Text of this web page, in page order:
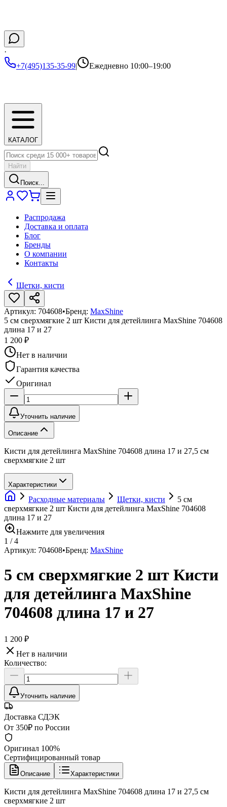
·
+7(495)135-35-99| Ежедневно 10:00–19:00
КАТАЛОГ
Найти
Поиск...
Распродажа
Доставка и оплата
Блог
Бренды
О компании
Контакты
Щетки, кисти
Артикул: 704608•Бренд: MaxShine
5 см сверхмягкие 2 шт Кисти для детейлинга MaxShine 704608
длина 17 и 27
1 200 ₽
Нет в наличии
Гарантия качества
Оригинал
Уточнить наличие
Описание
Кисти для детейлинга MaxShine 704608 длина 17 и 27,5 см
сверхмягкие 2 шт
Характеристики
Расходные материалы Щетки, кисти
5 см
сверхмягкие 2 шт Кисти для детейлинга MaxShine 704608
длина 17 и 27
Нажмите для увеличения
1 /4
Артикул: 704608•Бренд: MaxShine
5 см сверхмягкие 2 шт Кисти
для детейлинга MaxShine
704608 длина 17 и 27
1 200 ₽
Нет в наличии
Количество:
Уточнить наличие
Доставка СДЭК
От 350₽ по России
Оригинал 100%
Сертифицированный товар
Описание Характеристики
Кисти для детейлинга MaxShine 704608 длина 17 и 27,5 см
сверхмягкие 2 шт